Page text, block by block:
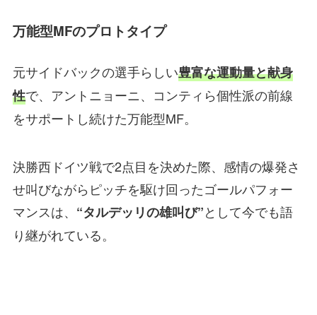
万能型MFのプロトタイプ
元サイドバックの選手らしい豊富な運動量と献身
性で、アントニョーニ、コンティら個性派の前線
をサポートし続けた万能型MF。
決勝西ドイツ戦で2点目を決めた際、感情の爆発さ
せ叫びながらピッチを駆け回ったゴールパフォー
マンスは、 “タルデッリの雄叫び”として今でも語
り継がれている。